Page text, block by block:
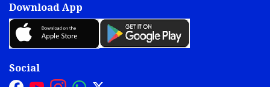
Download App
Social